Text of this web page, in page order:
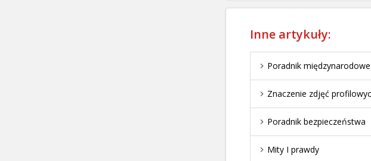
Inne artykuły:
Poradnik
Znaczenie zdjęć
Poradnik bezpieczeństwa
Mity I prawdy